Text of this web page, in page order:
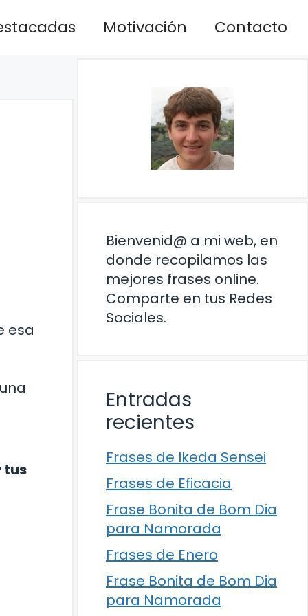
Motivación Contacto
esa
tus
Bienvenid@ a mi web, en
donde recopilamos las
mejores frases online.
Comparte en tus Redes
Sociales.
Entradas
recientes
Frases de Ikeda Sensei
Frases de Eficacia
Frase Bonita de Bom Dia
para Namorada
Frases de Enero
Frase Bonita de Bom Dia
para Namorada